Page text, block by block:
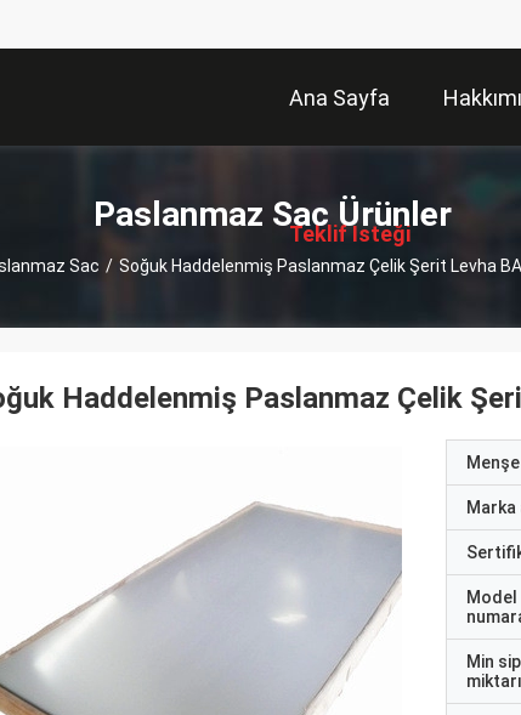
Ana Sayfa
述
Teklif Isteği
Paslanmaz Sac Ürünler
Sac / Soğuk Haddelenmiş Paslanmaz Çelik Şerit Levha
Haddelenmiş Paslanmaz Çelik
Marka
Model
Min
miktarı